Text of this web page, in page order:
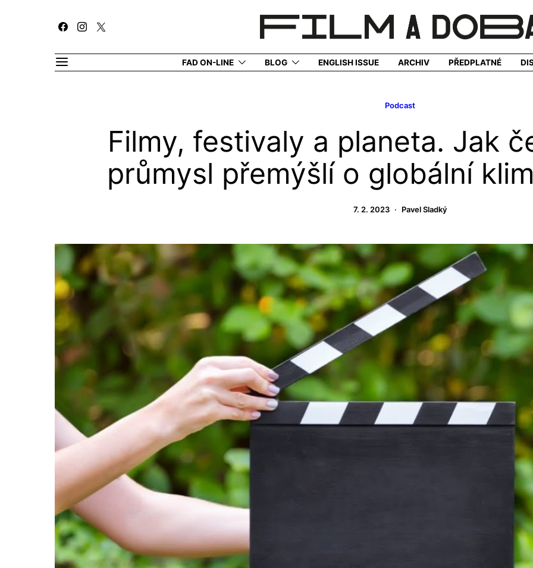
FAD ON-LINE BLOG ENGLISH ISSUE ARCHIV PŘEDPLATNÉ
Podcast
Filmy, festivaly a planeta. Jak
průmysl přemýšlí o globální
7. 2. 2023 Pavel Sladký